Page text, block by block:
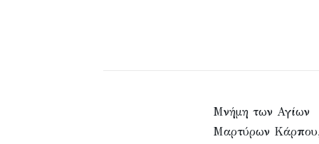
Μνήμη των Αγίων
Μαρτύρων